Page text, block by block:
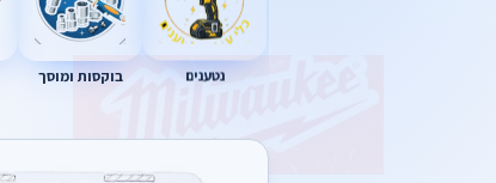
נטענים בוקסות ומוסך